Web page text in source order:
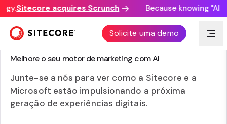
Sitecore acquires Scrunch Because knowing "AI
Solicite uma demo
WEBINAR
Melhore o seu motor de marketing com AI
Junte-se a nós para ver como a Sitecore e a
Microsoft estão impulsionando a próxima
geração de experiências digitais.